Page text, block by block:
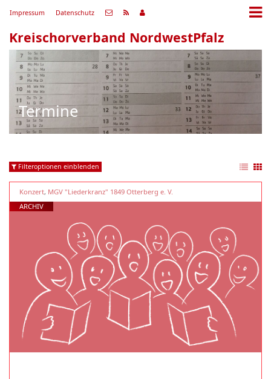
Impressum Datenschutz
Kreischorverband NordwestPfalz
Termine
Filteroptionen einblenden
Konzert, MGV "Liederkranz" 1849 Otterberg e. V.
ARCHIV